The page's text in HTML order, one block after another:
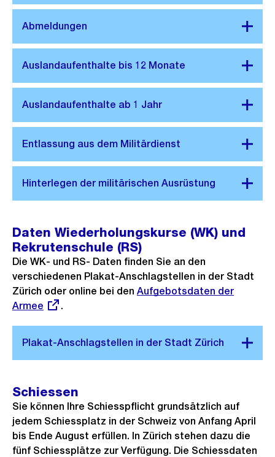
Daten Wiederholungskurse (WK) und
Rekrutenschule (RS)
Die WK- und RS- Daten finden Sie an den
verschiedenen Plakat-Anschlagstellen in der Stadt
Zürich oder online bei den Externer
Aufgebotsdaten der
Armee
.
Schiessen
Sie können Ihre Schiesspflicht grundsätzlich auf
jedem Schiessplatz in der Schweiz von Anfang April
bis Ende August erfüllen. In Zürich stehen dazu die
fünf Schiessplätze zur Verfügung. Die Schiessdaten